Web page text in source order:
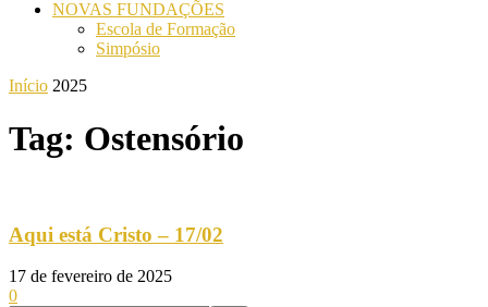
NOVAS FUNDAÇÕES
Escola de Formação
Simpósio
Início 2025
Tag: Ostensório
Aqui está Cristo – 17/02
17 de fevereiro de 2025
0